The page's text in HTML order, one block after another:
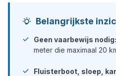
Belangrijkste
Geen vaarbewijs nodig:
meter die maximaal 20
Fluisterboot, sloep,